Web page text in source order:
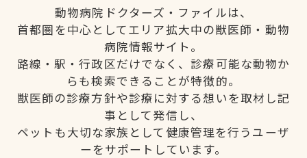
動物病院ドクターズ・ファイルは、
首都圏を中心としてエリア拡大中の獣医師・動物
病院情報サイト。
路線・駅・行政区だけでなく、診療可能な動物か
らも検索できることが特徴的。
獣医師の診療方針や診療に対する想いを取材し記
事として発信し、
ペットも大切な家族として健康管理を行うユーザ
ーをサポートしています。